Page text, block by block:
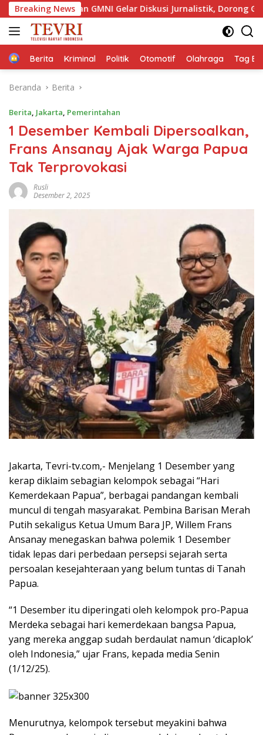
Langsung
ke
konten
Breaking News
GMNI Gelar Diskusi Jurnalistik, Dorong Gen Z Kritis
HomeBerita Kriminal Politik Otomotif Olahraga Tag
Beranda Berita
Berita, Jakarta, Pemerintahan
1 Desember Kembali Dipersoalkan,
Frans Ansanay Ajak Warga Papua
Tak Terprovokasi
Rusli
Desember 2, 2025
Jakarta, Tevri-tv.com,- Menjelang 1 Desember yang
kerap diklaim sebagian kelompok sebagai “Hari
Kemerdekaan Papua”, berbagai pandangan kembali
muncul di tengah masyarakat. Pembina Barisan Merah
Putih sekaligus Ketua Umum Bara JP, Willem Frans
Ansanay menegaskan bahwa polemik 1 Desember
tidak lepas dari perbedaan persepsi sejarah serta
persoalan kesejahteraan yang belum tuntas di Tanah
Papua.
“1 Desember itu diperingati oleh kelompok pro-Papua
Merdeka sebagai hari kemerdekaan bangsa Papua,
yang mereka anggap sudah berdaulat namun ‘dicaplok’
oleh Indonesia,” ujar Frans, kepada media Senin
(1/12/25).
Menurutnya, kelompok tersebut meyakini bahwa